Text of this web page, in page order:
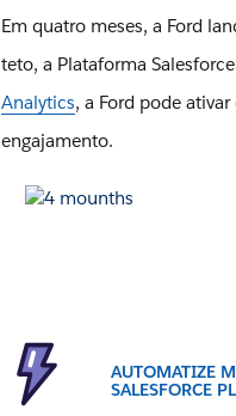
Em quatro meses, a Ford
teto, a Plataforma
Analytics, a Ford pode
engajamento.
AUTOMATIZE
SALESFORCE